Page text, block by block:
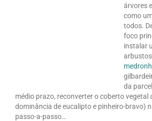
árvores
como
todos.
foco
instalar
da
médio prazo, reconverter o coberto vegetal
dominância de eucalipto e pinheiro-bravo)
passo-a-passo…